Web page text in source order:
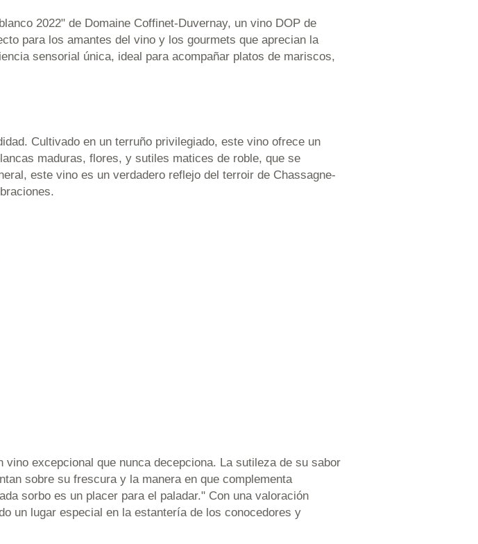
2022" de Domaine Coffinet-Duvernay, un vino DOP de
para los amantes del vino y los gourmets que aprecian la
sensorial única, ideal para acompañar platos de mariscos,
Cultivado en un terruño privilegiado, este vino ofrece un
maduras, flores, y sutiles matices de roble, que se
este vino es un verdadero reflejo del terroir de Chassagne-
excepcional que nunca decepciona. La sutileza de su sabor
sobre su frescura y la manera en que complementa
sorbo es un placer para el paladar." Con una valoración
un lugar especial en la estantería de los conocedores y